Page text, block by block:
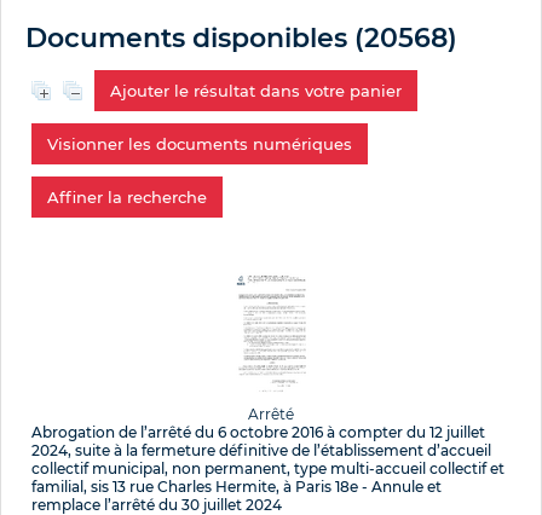
Documents disponibles (20568)
Ajouter le résultat dans votre panier
Visionner les documents numériques
Affiner la recherche
Arrêté
Abrogation de l’arrêté du 6 octobre 2016 à compter du 12 juillet
2024, suite à la fermeture définitive de l’établissement d’accueil
collectif municipal, non permanent, type multi-accueil collectif et
familial, sis 13 rue Charles Hermite, à Paris 18e - Annule et
remplace l’arrêté du 30 juillet 2024